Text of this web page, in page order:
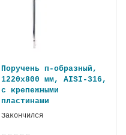
Поручень п-образный,
1220х800 мм, AISI-316,
с крепежными
пластинами
Закончился